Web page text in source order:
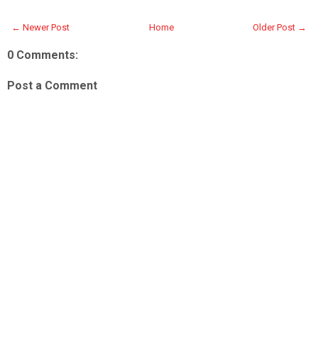
← Newer Post Older Post →
Home
0 Comments:
Post a Comment